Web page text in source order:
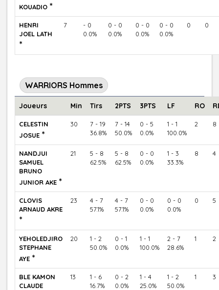
KOUADIO *
HENRI
JOEL LATH
*
7
- 0
0.0%
0 - 0
0.0%
0 - 0
0.0%
0 - 0
0.0%
0 0
WARRIORS Hommes
Joueurs Min Tirs 2PTS 3PTS LF RO
CELESTIN
JOSUE *
30
7 - 19
36.8%
7 - 14
50.0%
0 - 5
0.0%
1 - 1
100.0%
2 8
NANDJUI
SAMUEL
BRUNO
JUNIOR AKE *
21
5 - 8
62.5%
5 - 8
62.5%
0 - 0
0.0%
1 - 3
33.3%
8 4
CLOVIS
ARNAUD AKRE
*
23
4 - 7
57.1%
4 - 7
57.1%
0 - 0
0.0%
0 - 0
0.0%
0 5
YEHOLEDJIRO
STEPHANE
AYE *
20
1 - 2
50.0%
0 - 1
0.0%
1 - 1
100.0%
2 - 7
28.6%
1 2
BLE KAMON
CLAUDE
13
1 - 6
16.7%
0 - 2
0.0%
1 - 4
25.0%
1 - 2
50.0%
1 3